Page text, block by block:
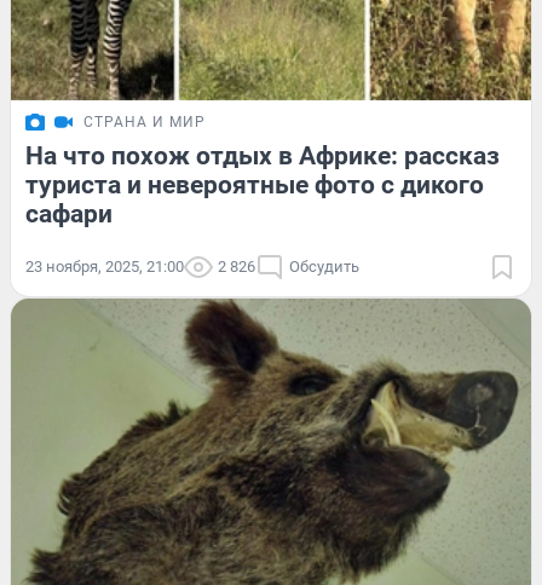
СТРАНА И МИР
На что похож отдых в Африке: рассказ
туриста и невероятные фото с дикого
сафари
23 ноября, 2025, 21:00 2 826 Обсудить